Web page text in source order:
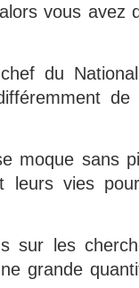
vous avez
du
moque sans
vies
sur les
grande